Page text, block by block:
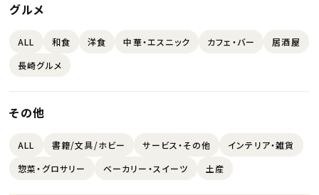
グルメ
ALL 和食 洋食 中華・エスニック カフェ・バー
居酒屋
長崎グルメ
その他
ALL 書籍/文具/ホビー サービス・その他
インテリア・雑貨
惣菜・グロサリー
ベーカリー・スイーツ 土産